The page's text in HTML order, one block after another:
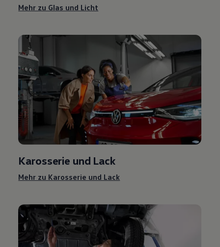
Mehr zu Glas und Licht
Karosserie und Lack
Mehr zu Karosserie und Lack